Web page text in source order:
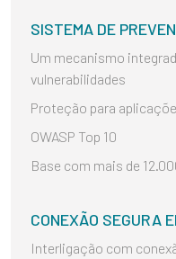
SISTEMA DE
Um mecanismo
vulnerabilidades
Proteção para
OWASP Top 10
Base com mais de
CONEXÃO SEGURA
Interligação com